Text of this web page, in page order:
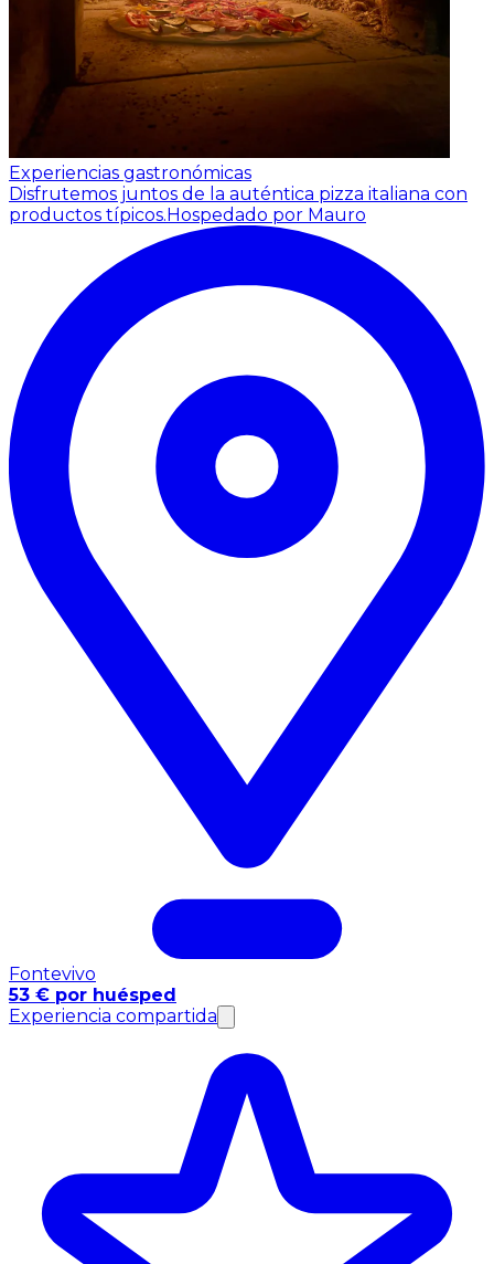
Experiencias gastronómicas
Disfrutemos juntos de la auténtica pizza italiana con
productos típicos. Hospedado por Mauro
Fontevivo
53 € por huésped
Experiencia compartida